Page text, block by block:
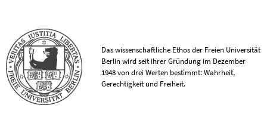
Das wissenschaftliche Ethos der Freien Universität
Berlin wird seit ihrer Gründung im Dezember
1948 von drei Werten bestimmt: Wahrheit,
Gerechtigkeit und Freiheit.